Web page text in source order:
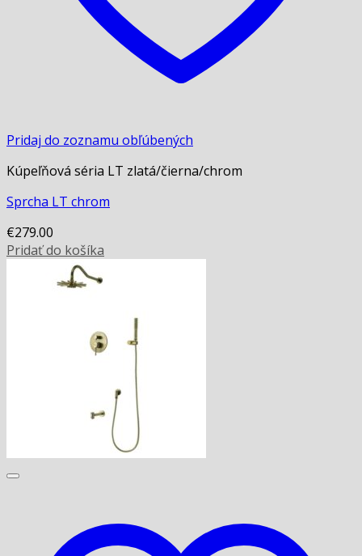
Pridaj do zoznamu obľúbených
Kúpeľňová séria LT zlatá/čierna/chrom
Sprcha LT chrom
€279.00
Pridať do košíka